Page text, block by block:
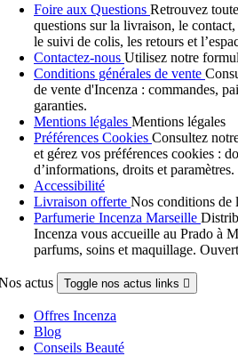
Foire aux Questions Retrouvez
questions sur la livraison, le
le suivi de colis, les retours et
Contactez-nous Utilisez notre
Conditions générales de vente
de vente d'Incenza : commandes,
garanties.
Mentions légales Mentions légales
Préférences Cookies Consultez
et gérez vos préférences cookies :
d’informations, droits et paramètres.
Accessibilité
Livraison offerte Nos conditions de
Parfumerie Incenza Marseille
Incenza vous accueille au Prado à
parfums, soins et maquillage.
actus Toggle nos actus links 
Offres Incenza
Blog
Conseils Beauté